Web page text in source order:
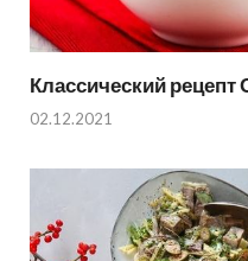
Классический
02.12.2021